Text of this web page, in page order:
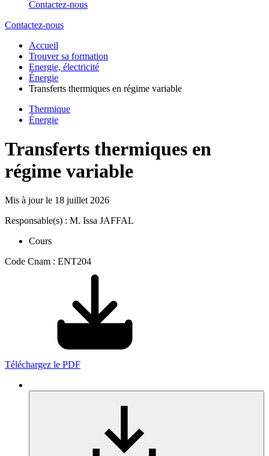
Contactez-nous
Contactez-nous
Accueil
Trouver sa formation
Energie, électricité
Énergie
Transferts thermiques en régime variable
Thermique
Énergie
Transferts thermiques en
régime variable
Mis à jour le 18 juillet 2026
Responsable(s) : M. Issa JAFFAL
Cours
Code Cnam : ENT204
Téléchargez le PDF